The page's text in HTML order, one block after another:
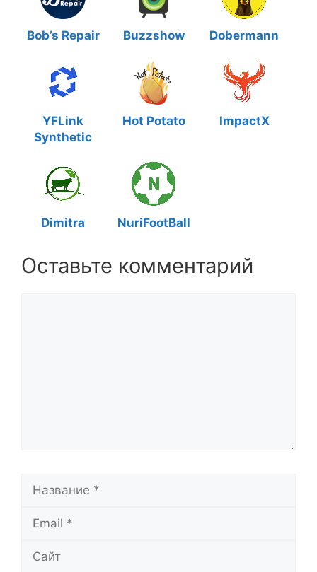
Bob’s Repair Buzzshow Dobermann
YFLink
Synthetic
Hot Potato ImpactX
Dimitra NuriFootBall
Оставьте комментарий